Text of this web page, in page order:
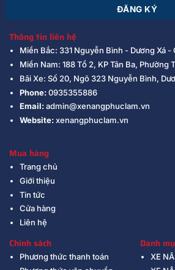
Thông tin liên hệ
Miền Bắc: 331 Nguyễn Bình - Dương Xá -
Miền Nam: 188 Tổ 2, KP Tân Ba, Phường
Bãi Xe: Số 20, Ngõ 323 Nguyễn Bình,
Phone:0935355886
Email:admin@xenangphuclam.vn
Website:xenangphuclam.vn
Mua hàng
Trang chủ
Giới thiệu
Tin tức
Cửa hàng
Liên hệ
Chính sách
Phương thức thanh toán
Danh
XE